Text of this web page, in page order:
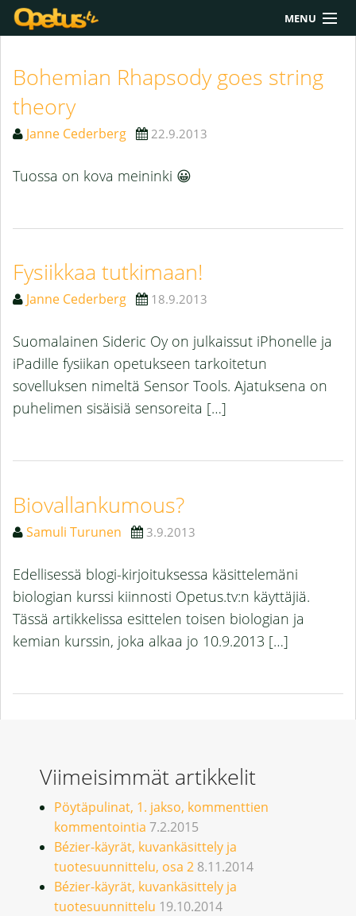
MENU
Lukio
Chat
Polku
Bohemian Rhapsody goes string
theory
Janne Cederberg 22.9.2013
Tuossa on kova meininki 😀
Fysiikkaa tutkimaan!
Janne Cederberg 18.9.2013
Suomalainen Sideric Oy on julkaissut iPhonelle ja
iPadille fysiikan opetukseen tarkoitetun
sovelluksen nimeltä Sensor Tools. Ajatuksena on
puhelimen sisäisiä sensoreita […]
Biovallankumous?
Samuli Turunen 3.9.2013
Edellisessä blogi-kirjoituksessa käsittelemäni
biologian kurssi kiinnosti Opetus.tv:n käyttäjiä.
Tässä artikkelissa esittelen toisen biologian ja
kemian kurssin, joka alkaa jo 10.9.2013 […]
Viimeisimmät artikkelit
Pöytäpulinat, 1. jakso, kommenttien
kommentointia 7.2.2015
Bézier-käyrät, kuvankäsittely ja
tuotesuunnittelu, osa 2 8.11.2014
Bézier-käyrät, kuvankäsittely ja
tuotesuunnittelu 19.10.2014